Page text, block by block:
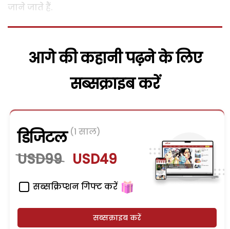
जाने जाते हैं.
आगे की कहानी पढ़ने के लिए
सब्सक्राइब करें
डिजिटल (1 साल)
USD99 USD49
सब्सक्रिप्शन गिफ्ट करें
सब्सक्राइब करें